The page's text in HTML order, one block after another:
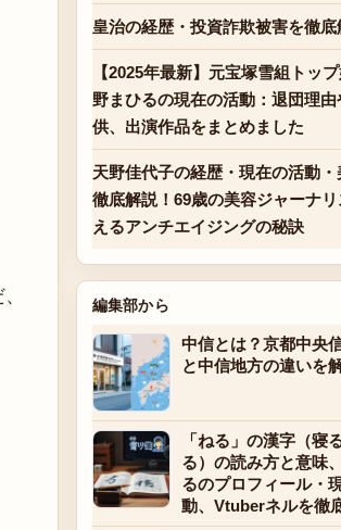
皇治の経歴・投資詐欺被害を徹底
【2025年最新】元宝塚雪組トッ
野まひるの現在の活動：退団理
供、出演作品をまとめました
天野佳代子の経歴・現在の活動
徹底解説！69歳の美容ジャーナ
えるアンチエイジングの秘訣
編集部から
中信とは？京都中央
と中信地方の違いを
「ねる」の漢字（寝
る）の読み方と意味
るのプロフィール・
動、Vtuberネルを徹